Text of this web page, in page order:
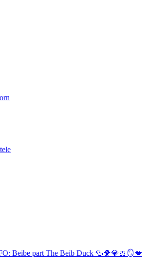
Beibe part The Beib Duck 🦆🐥💎🎀🪞💋